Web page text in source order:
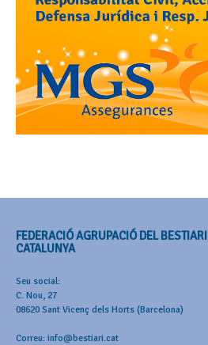
FEDERACIÓ AGRUPACIÓ DEL
CATALUNYA
Seu social:
C. Nou, 27
08620 Sant Vicenç dels Horts (Barcelona)
Correu: info@bestiari.cat